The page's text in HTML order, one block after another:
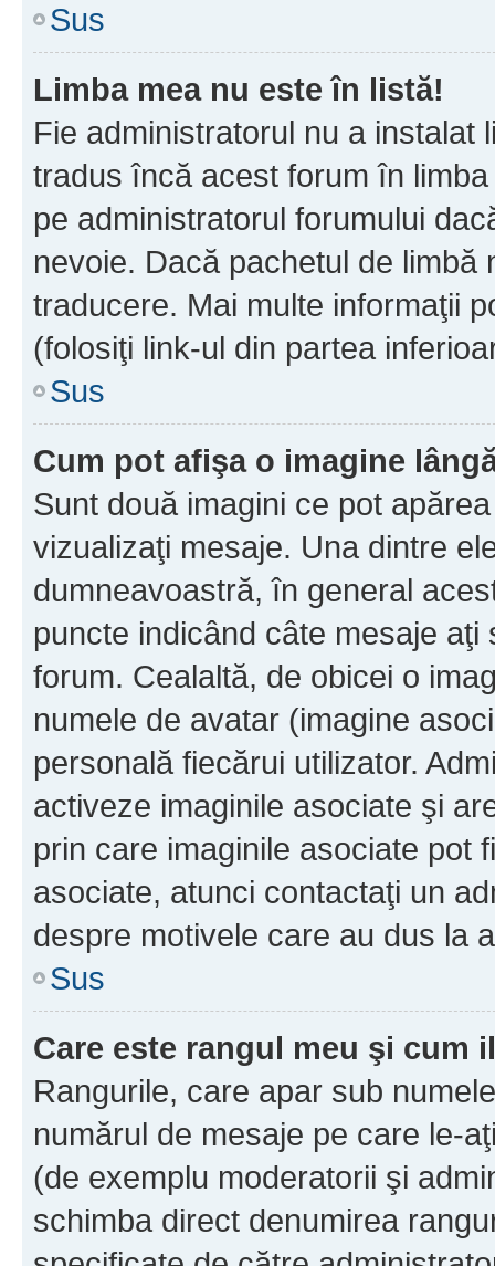
Sus
Limba mea nu este în listă!
Fie administratorul nu a instalat
tradus încă acest forum în
pe administratorul forumului
nevoie. Dacă pachetul de
traducere. Mai multe informaţii
(folosiţi link-ul din partea
Sus
Cum pot afişa o imagine
Sunt două imagini ce pot
vizualizaţi mesaje. Una dintre
dumneavoastră, în general
puncte indicând câte mesaje
forum. Cealaltă, de obicei o
numele de avatar (imagine
personală fiecărui utilizator.
activeze imaginile asociate şi
prin care imaginile asociate pot
asociate, atunci contactaţi un
despre motivele care au dus la
Sus
Care este rangul meu şi cum
Rangurile, care apar sub
numărul de mesaje pe care le-
(de exemplu moderatorii şi
schimba direct denumirea